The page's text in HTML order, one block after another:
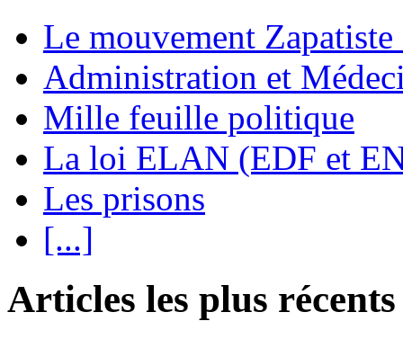
Le mouvement
Administration et
Mille feuille politique
La loi ELAN (EDF et
Les prisons
[...]
Articles les plus récents